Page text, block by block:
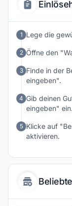
1 Lege die
2 Öffne den
3 Finde in der
eingeben".
4 Gib deinen
eingeben" ein.
5 Klicke auf
aktivieren.